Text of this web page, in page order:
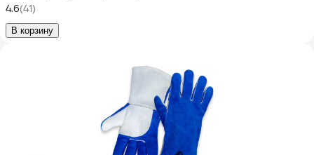
4.6(41)
В корзину